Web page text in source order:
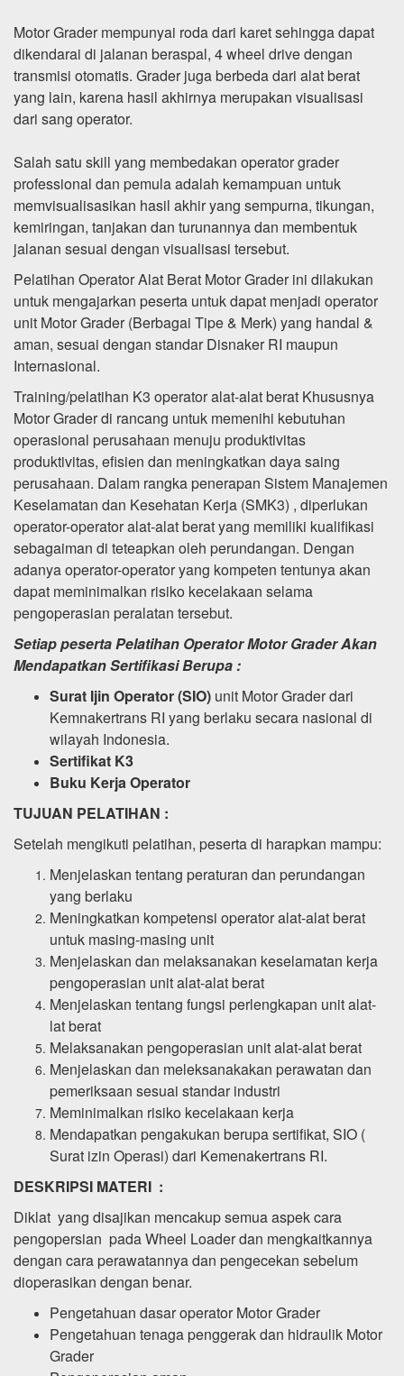
Motor Grader mempunyai roda dari karet sehingga dapat
dikendarai di jalanan beraspal, 4 wheel drive dengan
transmisi otomatis. Grader juga berbeda dari alat berat
yang lain, karena hasil akhirnya merupakan visualisasi
dari sang operator.
Salah satu skill yang membedakan operator grader
professional dan pemula adalah kemampuan untuk
memvisualisasikan hasil akhir yang sempurna, tikungan,
kemiringan, tanjakan dan turunannya dan membentuk
jalanan sesuai dengan visualisasi tersebut.
Pelatihan Operator Alat Berat Motor Grader ini dilakukan
untuk mengajarkan peserta untuk dapat menjadi operator
unit Motor Grader (Berbagai Tipe & Merk) yang handal &
aman, sesuai dengan standar Disnaker RI maupun
Internasional.
Training/pelatihan K3 operator alat-alat berat Khususnya
Motor Grader di rancang untuk memenihi kebutuhan
operasional perusahaan menuju produktivitas
produktivitas, efisien dan meningkatkan daya saing
perusahaan. Dalam rangka penerapan Sistem Manajemen
Keselamatan dan Kesehatan Kerja (SMK3) , diperlukan
operator-operator alat-alat berat yang memiliki kualifikasi
sebagaiman di teteapkan oleh perundangan. Dengan
adanya operator-operator yang kompeten tentunya akan
dapat meminimalkan risiko kecelakaan selama
pengoperasian peralatan tersebut.
Setiap peserta Pelatihan Operator Motor Grader Akan
Mendapatkan Sertifikasi Berupa :
Surat Ijin Operator (SIO) unit Motor Grader dari
Kemnakertrans RI yang berlaku secara nasional di
wilayah Indonesia.
Sertifikat K3
Buku Kerja Operator
TUJUAN PELATIHAN :
Setelah mengikuti pelatihan, peserta di harapkan mampu:
Menjelaskan tentang peraturan dan perundangan
yang berlaku
Meningkatkan kompetensi operator alat-alat berat
untuk masing-masing unit
Menjelaskan dan melaksanakan keselamatan kerja
pengoperasian unit alat-alat berat
Menjelaskan tentang fungsi perlengkapan unit alat-
lat berat
Melaksanakan pengoperasian unit alat-alat berat
Menjelaskan dan meleksanakakan perawatan dan
pemeriksaan sesuai standar industri
Meminimalkan risiko kecelakaan kerja
Mendapatkan pengakukan berupa sertifikat, SIO (
Surat izin Operasi) dari Kemenakertrans RI.
DESKRIPSI MATERI :
Diklat yang disajikan mencakup semua aspek cara
pengopersian pada Wheel Loader dan mengkaitkannya
dengan cara perawatannya dan pengecekan sebelum
dioperasikan dengan benar.
Pengetahuan dasar operator Motor Grader
Pengetahuan tenaga penggerak dan hidraulik Motor
Grader